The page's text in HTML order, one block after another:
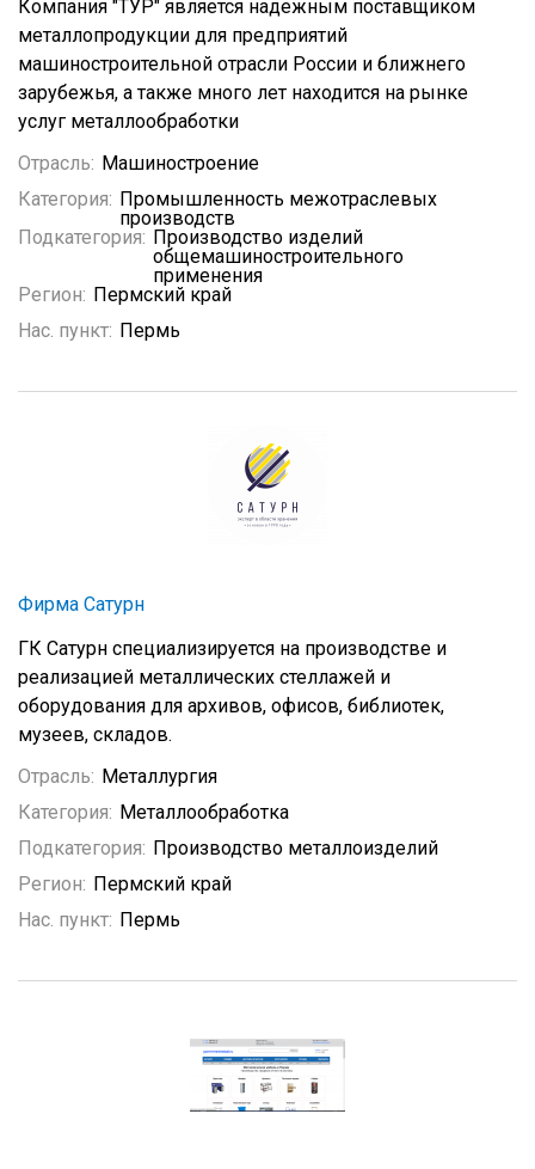
Компания "ТУР" является надежным поставщиком
металлопродукции для предприятий
машиностроительной отрасли России и ближнего
зарубежья, а также много лет находится на рынке
услуг металлообработки
Отрасль: Машиностроение
Категория: Промышленность межотраслевых
производств
Подкатегория: Производство изделий
общемашиностроительного
применения
Регион: Пермский край
Нас. пункт: Пермь
Фирма Сатурн
ГК Сатурн специализируется на производстве и
реализацией металлических стеллажей и
оборудования для архивов, офисов, библиотек,
музеев, складов.
Отрасль: Металлургия
Категория: Металлообработка
Подкатегория: Производство металлоизделий
Регион: Пермский край
Нас. пункт: Пермь